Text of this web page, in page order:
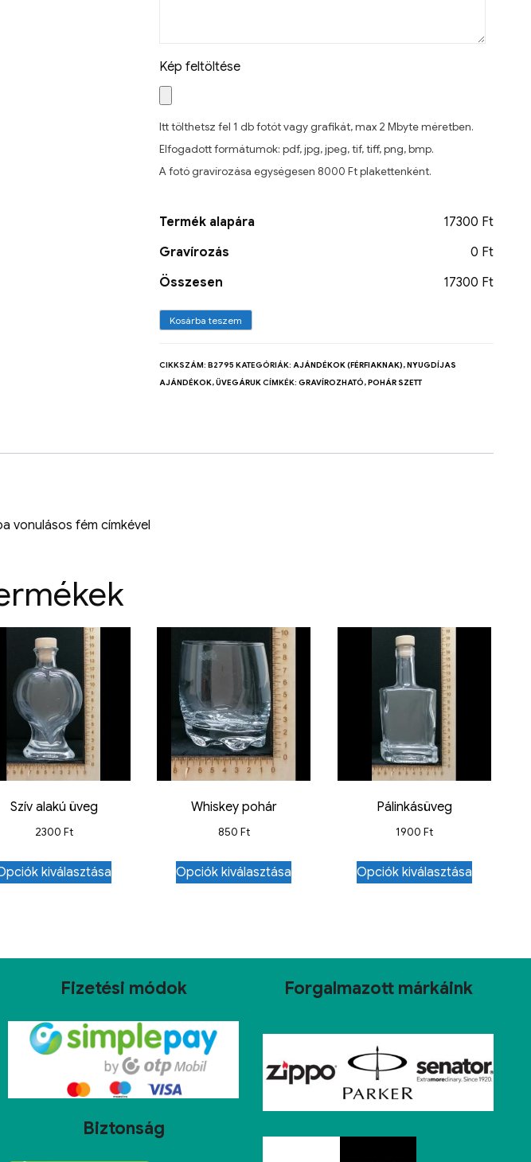
Kép feltöltése
Itt tölthetsz fel 1 db fotót vagy grafikát, max 2 Mbyte méretben.
Elfogadott formátumok: pdf, jpg, jpeg, tif, tiff, png, bmp.
A fotó gravírozása egységesen 8000 Ft plakettenként.
Termék alapára
17300 Ft
Gravírozás
0 Ft
Összesen
17300 Ft
Kosárba teszem
CIKKSZÁM: B2795 KATEGÓRIÁK: AJÁNDÉKOK (FÉRFIAKNAK),NYUGDÍJAS
AJÁNDÉKOK,ÜVEGÁRUKCÍMKÉK: GRAVÍROZHATÓ,POHÁR SZETT
vonulásos fém címkével
Szív alakú üveg
2300 Ft
kiválasztása
Whiskey pohár
850 Ft
Opciók kiválasztása
Pálinkásüveg
1900 Ft
Opciók kiválasztása
Fizetési módok
Biztonság
Forgalmazott márkáink